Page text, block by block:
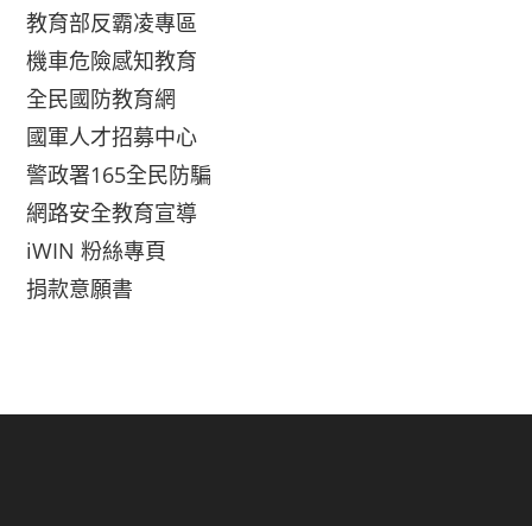
教育部反霸凌專區
機車危險感知教育
全民國防教育網
國軍人才招募中心
警政署165全民防騙
網路安全教育宣導
iWIN 粉絲專頁
捐款意願書